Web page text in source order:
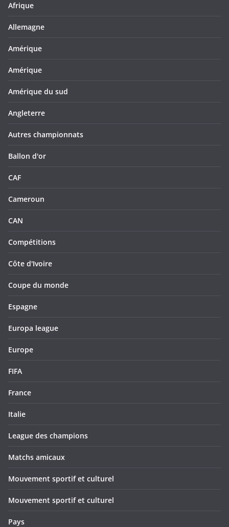
Afrique
Allemagne
Amérique
Amérique
Amérique du sud
Angleterre
Autres championnats
Ballon d'or
CAF
Cameroun
CAN
Compétitions
Côte d'Ivoire
Coupe du monde
Espagne
Europa league
Europe
FIFA
France
Italie
League des champions
Matchs amicaux
Mouvement sportif et culturel
Mouvement sportif et culturel
Pays